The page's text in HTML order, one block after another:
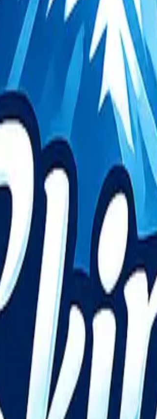
je Severka! A taky spousta možností i
nové wellness, dětské hřiště a mnoho
i běžeckého lyžování, zimní turistiky,
Zlín. Ski Areál doplňují služby jako je
Od poloviny prosince do poloviny
vleky Tatrapoma a tři dětské
sněhu, který umožní garantovat
jsou vedeny oběma směry po